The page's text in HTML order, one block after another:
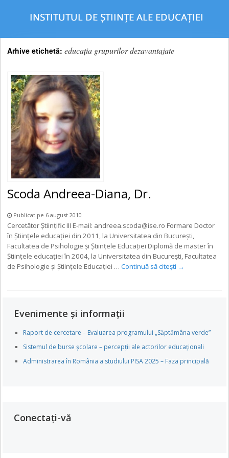
Arhive etichetă:educaţia grupurilor dezavantajate
Scoda Andreea-Diana, Dr.
Publicat pe 6 august 2010
Cercetător Științific III E-mail: andreea.scoda@ise.ro Formare Doctor
în Știinţele educaţiei din 2011, la Universitatea din Bucureşti,
Facultatea de Psihologie şi Ştiinţele Educaţiei Diplomă de master în
Știinţele educaţiei în 2004, la Universitatea din Bucureşti, Facultatea
de Psihologie şi Ştiinţele Educaţiei …Continuă să citești →
Evenimente și informații
Raport de cercetare – Evaluarea programului „Săptămâna verde”
Sistemul de burse școlare – percepții ale actorilor educaționali
Administrarea în România a studiului PISA 2025 – Faza principală
Conectați-vă